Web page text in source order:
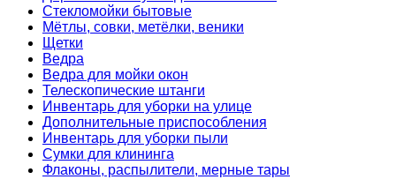
Стекломойки бытовые
Мётлы, совки, метёлки, веники
Щетки
Ведра
Ведра для мойки окон
Телескопические штанги
Инвентарь для уборки на улице
Дополнительные приспособления
Инвентарь для уборки пыли
Сумки для клининга
Флаконы, распылители, мерные тары